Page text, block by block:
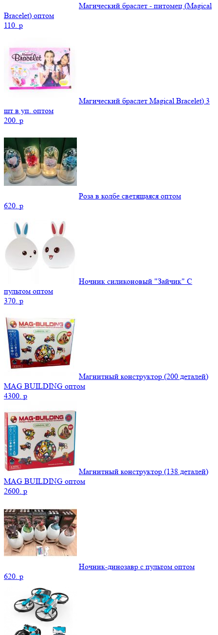
Магический браслет - питомец (Magical
Bracelet) оптом
110. p
Магический браслет Magical Bracelet) 3
шт в уп. оптом
200. p
Роза в колбе светящаяся оптом
620. p
Ночник силиконовый "Зайчик" С
пультом оптом
370. p
Магнитный конструктор (200 деталей)
MAG BUILDING оптом
4300. p
Магнитный конструктор (138 деталей)
MAG BUILDING оптом
2600. p
Ночник-динозавр с пультом оптом
620. p